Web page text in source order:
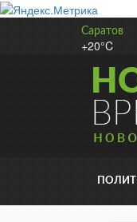
Саратов
+20°C